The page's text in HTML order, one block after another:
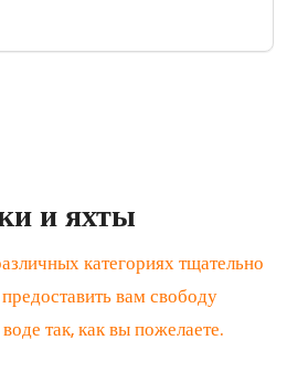
и яхты
категориях тщательно
вам свободу
так, как вы пожелаете.